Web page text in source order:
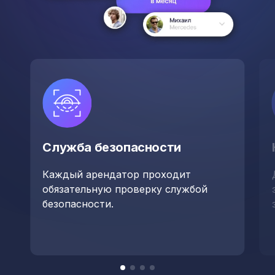
Служба безопасности
Каждый арендатор проходит
обязательную проверку службой
безопасности.
itemitem
itemitem